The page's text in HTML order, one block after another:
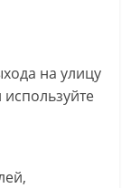
на улицу